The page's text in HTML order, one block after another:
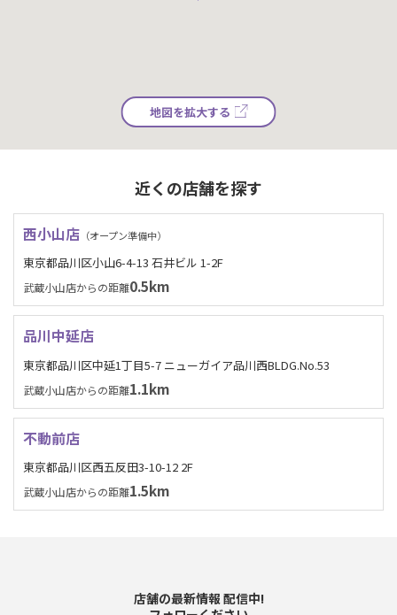
地図を拡大する
近くの店舗を探す
西小山店 （オープン準備中）
東京都品川区小山6-4-13 石井ビル 1-2F
武蔵小山店からの距離0.5km
品川中延店
東京都品川区中延1丁目5-7 ニューガイア品川西BLDG.No.53
武蔵小山店からの距離1.1km
不動前店
東京都品川区西五反田3-10-12 2F
武蔵小山店からの距離1.5km
店舗の最新情報 配信中!